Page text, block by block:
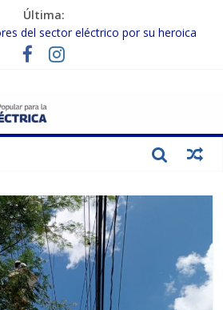
Última:
del sector eléctrico por su heroica
24-J
acciones con el sector privado para
en instalaciones del SEN
plan preventivo para fortalecer el SEN